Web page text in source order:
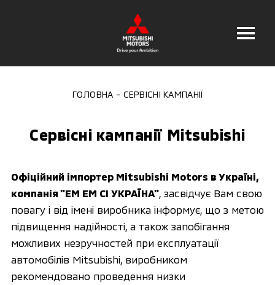
ГОЛОВНА СЕРВІСНІ КАМПАНІЇ
Сервісні кампанії Mitsubishi
Офіційний імпортер Mitsubishi Motors в Україні,
компанія "ЕМ ЕМ СІ УКРАЇНА", засвідчує Вам свою
повагу і від імені виробника інформує, що з метою
підвищення надійності, а також запобігання
можливих незручностей при експлуатації
автомобілів Mitsubishi, виробником
рекомендовано проведення низки